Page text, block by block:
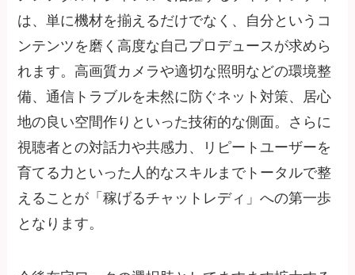
は、単に機材を揃えるだけでなく、自分というコ
ンテンツを磨く高度な自己プロデュースが求めら
れます。高画質カメラや適切な照明などの環境整
備、通信トラブルを未然に防ぐネット対策、居心
地の良い空間作りといった技術的な側面。さらに
視聴者との対話力や共感力、リピートユーザーを
育てる力といった人的なスキルまでトータルで整
えることが「稼げるチャットレディ」への第一歩
となります。